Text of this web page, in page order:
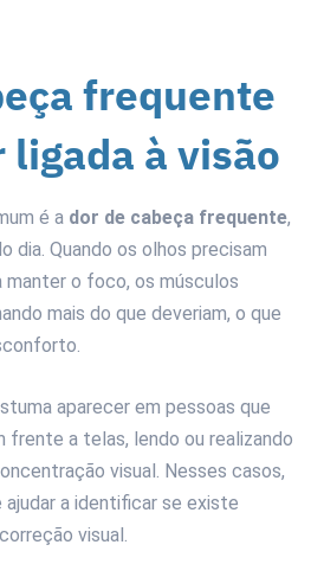
frequente
ligada à visão
é a dor de cabeça frequente,
dia. Quando os olhos precisam
o foco, os músculos
mais do que deveriam, o que
aparecer em pessoas que
frente a telas, lendo ou realizando
visual. Nesses casos,
a identificar se existe
visual.